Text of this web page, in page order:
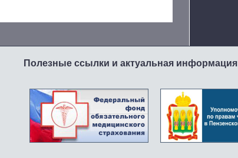
Полезные ссылки и актуальная информация